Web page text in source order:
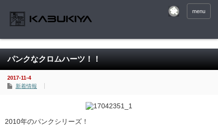
menu
パンクなクロムハーツ！！
2017-11-4
新着情報
2010年のパンクシリーズ！